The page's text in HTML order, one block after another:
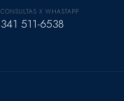
CONSULTAS X WHASTAPP
341 511-6538